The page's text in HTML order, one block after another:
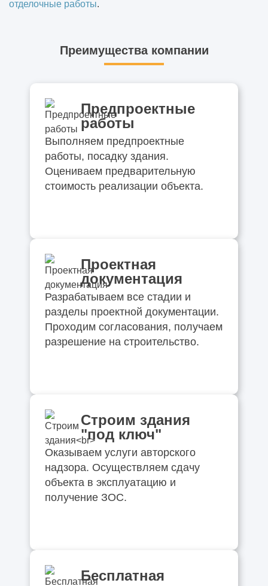
отделочные работы.
Преимущества компании
Предпроектные
работы
Выполняем предпроектные
работы, посадку здания.
Оцениваем предварительную
стоимость реализации объекта.
Проектная
документация
Разрабатываем все стадии и
разделы проектной документации.
Проходим согласования, получаем
разрешение на строительство.
Строим здания
"под ключ"
Оказываем услуги авторского
надзора. Осуществляем сдачу
объекта в эксплуатацию и
получение ЗОС.
Бесплатная